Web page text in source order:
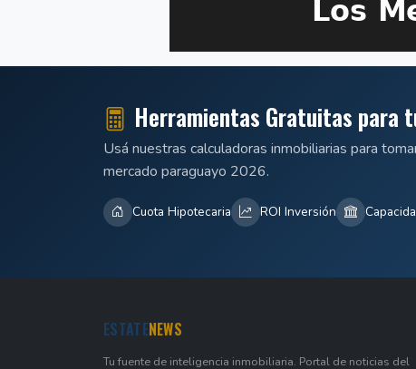
Herramientas Gratuitas para
Usá nuestras calculadoras inmobiliarias para
mercado paraguayo 2026.
Cuota Hipotecaria ROI Inversión
ESTATENEWS
Tu fuente de inteligencia inmobiliaria. Portal de noticias del